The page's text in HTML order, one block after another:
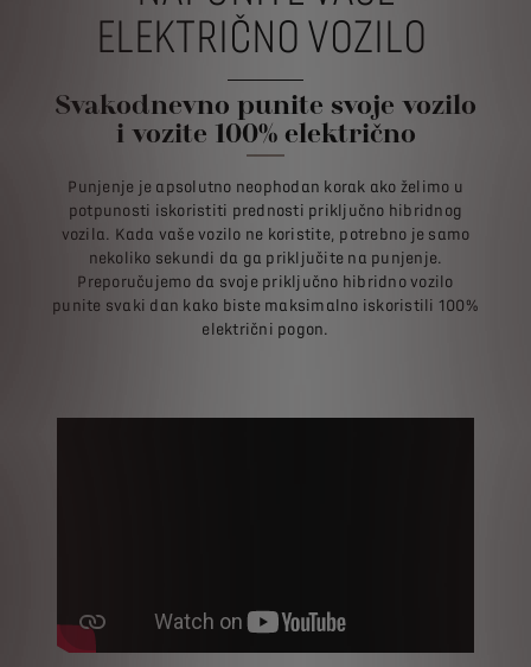
ELEKTRIČNO VOZILO
Svakodnevno punite svoje vozilo
i vozite 100% električno
Punjenje je apsolutno neophodan korak ako želimo u
potpunosti iskoristiti prednosti priključno hibridnog
vozila. Kada vaše vozilo ne koristite, potrebno je samo
nekoliko sekundi da ga priključite na punjenje.
Preporučujemo da svoje priključno hibridno vozilo
punite svaki dan kako biste maksimalno iskoristili 100%
električni pogon.